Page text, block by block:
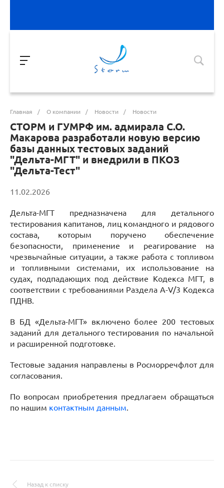
Главная / О компании / Новости / Новости
СТОРМ и ГУМРФ им. адмирала С.О.
Макарова разработали новую версию
базы данных тестовых заданий
"Дельта-МГТ" и внедрили в ПКОЗ
"Дельта-Тест"
11.02.2026
Дельта-МГТ предназначена для детального
тестирования капитанов, лиц командного и рядового
состава, которым поручено обеспечение
безопасности, применение и реагирование на
чрезвычайные ситуации, а также работа с топливом
и топливными системами, их использование на
судах, подпадающих под действие Кодекса МГТ, в
соответствии с требованиями Раздела A-V/3 Кодекса
ПДНВ.
В БД «Дельта-МГТ» включено более 200 тестовых
заданий для детального тестирования по начальной
и расширенной подготовке.
Тестовые задания направлены в Росморречфлот для
согласования.
По вопросам приобретения предлагаем обращаться
по нашим контактным данным.
Назад к списку